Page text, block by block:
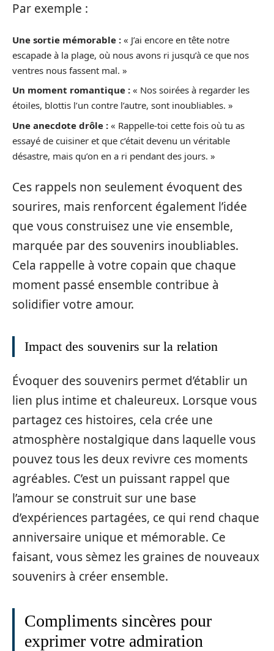
Par exemple :
Une sortie mémorable : « J’ai encore en tête notre
escapade à la plage, où nous avons ri jusqu’à ce que nos
ventres nous fassent mal. »
Un moment romantique : « Nos soirées à regarder les
étoiles, blottis l’un contre l’autre, sont inoubliables. »
Une anecdote drôle : « Rappelle-toi cette fois où tu as
essayé de cuisiner et que c’était devenu un véritable
désastre, mais qu’on en a ri pendant des jours. »
Ces rappels non seulement évoquent des
sourires, mais renforcent également l’idée
que vous construisez une vie ensemble,
marquée par des souvenirs inoubliables.
Cela rappelle à votre copain que chaque
moment passé ensemble contribue à
solidifier votre amour.
Impact des souvenirs sur la relation
Évoquer des souvenirs permet d’établir un
lien plus intime et chaleureux. Lorsque vous
partagez ces histoires, cela crée une
atmosphère nostalgique dans laquelle vous
pouvez tous les deux revivre ces moments
agréables. C’est un puissant rappel que
l’amour se construit sur une base
d’expériences partagées, ce qui rend chaque
anniversaire unique et mémorable. Ce
faisant, vous sèmez les graines de nouveaux
souvenirs à créer ensemble.
Compliments sincères pour
exprimer votre admiration